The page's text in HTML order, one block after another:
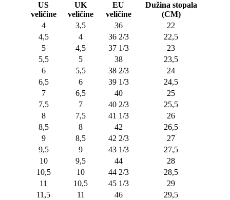
US
veličine
UK
veličine
EU
veličine
Dužina stopala
(CM)
4
3,5 36
22
4,5
4 36 2/3
22,5
5
4,5 37 1/3
23
5,5
5 38
23,5
6
5,5 38 2/3
24
6,5
6 39 1/3
24,5
7
6,5 40
25
7,5
7 40 2/3
25,5
8
7,5 41 1/3
26
8,5
8 42
26,5
9
8,5 42 2/3
27
9,5
9 43 1/3
27,5
10
9,5 44
28
10,5
10 44 2/3
28,5
11
10,5 45 1/3
29
11,5
11 46
29,5